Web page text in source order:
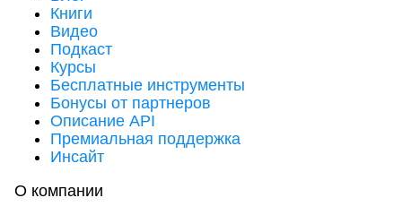
Книги
Видео
Подкаст
Курсы
Бесплатные инструменты
Бонусы от партнеров
Описание API
Премиальная поддержка
Инсайт
О компании